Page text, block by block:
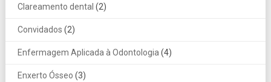
Clareamento dental (2)
Convidados (2)
Enfermagem Aplicada à Odontologia (4)
Enxerto Ósseo (3)